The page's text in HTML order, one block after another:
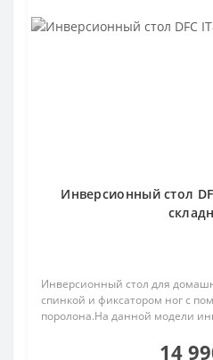
Инверсионный стол
Инверсионный стол для
спинкой и фиксатором ног с
поролона.На данной модели
14